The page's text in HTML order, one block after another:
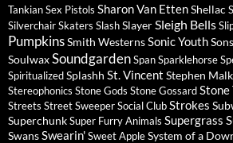
TankianSex Pistols Sharon Van EttenShellac
SilverchairSkaters SlashSlayerSleigh Bells
PumpkinsSmith WesternsSonic Youth
SoulwaxSoundgardenSpanSparklehorse
SpiritualizedSplashh St. Vincent Stephen
Stereophonics Stone Gods Stone GossardStone
Streets Street Sweeper Social ClubStrokes
SuperchunkSuper Furry Animals Supergrass
SwansSwearin'Sweet AppleSystem of a